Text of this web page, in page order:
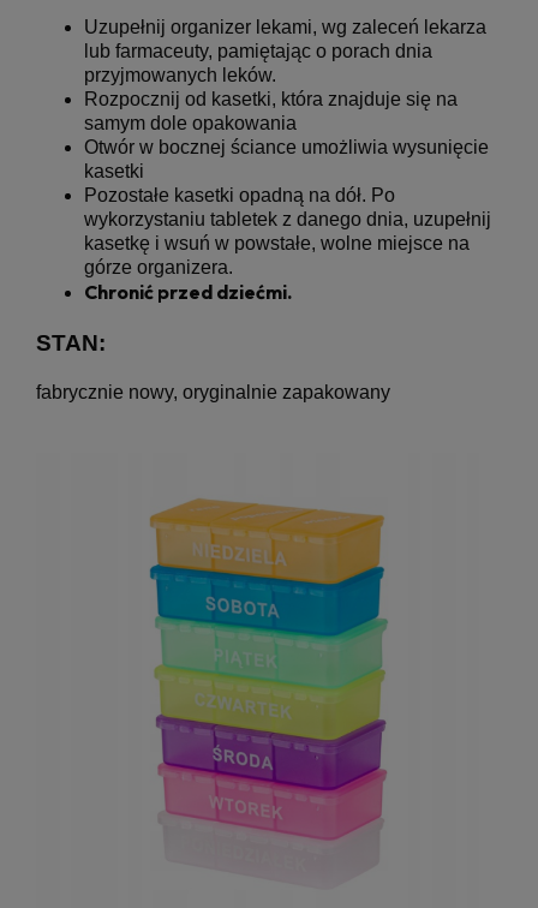
Uzupełnij organizer lekami, wg zaleceń lekarza
lub farmaceuty, pamiętając o porach dnia
przyjmowanych leków.
Rozpocznij od kasetki, która znajduje się na
samym dole opakowania
Otwór w bocznej ściance umożliwia wysunięcie
kasetki
Pozostałe kasetki opadną na dół. Po
wykorzystaniu tabletek z danego dnia, uzupełnij
kasetkę i wsuń w powstałe, wolne miejsce na
górze organizera.
Chronić przed dziećmi.
STAN:
fabrycznie nowy, oryginalnie zapakowany